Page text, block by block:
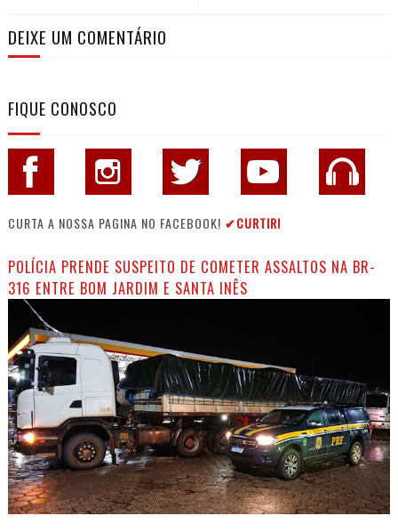
DEIXE UM COMENTÁRIO
FIQUE CONOSCO
CURTA A NOSSA PAGINA NO FACEBOOK! ✔CURTIR!
POLÍCIA PRENDE SUSPEITO DE COMETER ASSALTOS NA BR-
316 ENTRE BOM JARDIM E SANTA INÊS